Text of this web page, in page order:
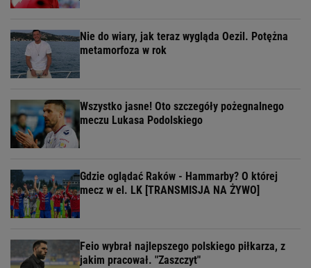
Nie do wiary, jak teraz wygląda Oezil. Potężna
metamorfoza w rok
Wszystko jasne! Oto szczegóły pożegnalnego
meczu Lukasa Podolskiego
Gdzie oglądać Raków - Hammarby? O której
mecz w el. LK [TRANSMISJA NA ŻYWO]
Feio wybrał najlepszego polskiego piłkarza, z
jakim pracował. "Zaszczyt"